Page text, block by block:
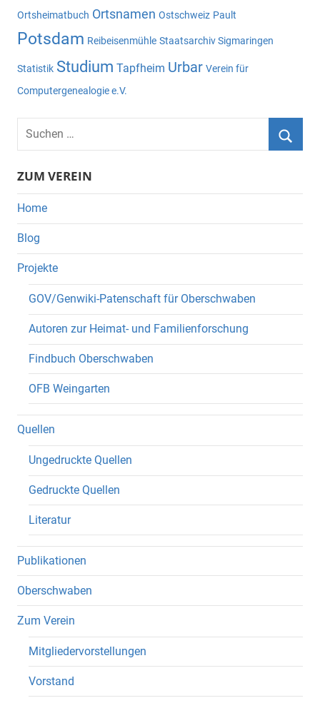
Ortsheimatbuch Ortsnamen Ostschweiz Pault
Potsdam Reibeisenmühle Staatsarchiv Sigmaringen
Statistik Studium Tapfheim Urbar Verein für
Computergenealogie e.V.
Suchen
nach:
ZUM VEREIN
Home
Blog
Projekte
GOV/Genwiki-Patenschaft für Oberschwaben
Autoren zur Heimat- und Familienforschung
Findbuch Oberschwaben
OFB Weingarten
Quellen
Ungedruckte Quellen
Gedruckte Quellen
Literatur
Publikationen
Oberschwaben
Zum Verein
Mitgliedervorstellungen
Vorstand